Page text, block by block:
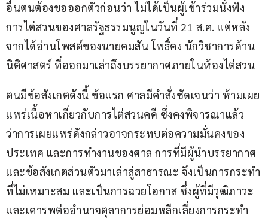
อื่นตนต้องขอออกตัวก่อนว่า ไม่ได้เป็นผู้เข้าร่วมนั่งฟัง
การไต่สวนของศาลรัฐธรรมนูญในวันที่ 21 ส.ค. แต่หลัง
จากได้อ่านโพสต์ของนายคมสัน โพธิ์คง นักวิชาการด้าน
นิติศาสตร์ ที่ออกมาเล่าถึงบรรยากาศภายในห้องไต่สวน
ตนมีข้อสังเกตดังนี้ ข้อแรก ศาลมีคำสั่งชัดเจนว่า ห้ามเผย
แพร่เนื้อหาเกี่ยวกับการไต่สวนคดี ซึ่งคงพิจารณาแล้ว
ว่าการเผยแพร่ดังกล่าวอาจกระทบต่อความมั่นคงของ
ประเทศ และการทำงานของศาล การที่มีผู้นำบรรยากาศ
และข้อสังเกตส่วนตัวมาเล่าสู่สาธารณะ จึงเป็นการกระทำ
ที่ไม่เหมาะสม และเป็นการฉวยโอกาส ซึ่งผู้ที่มีวุฒิภาวะ
และเคารพต่ออำนาจตุลาการย่อมหลีกเลี่ยงการกระทำ